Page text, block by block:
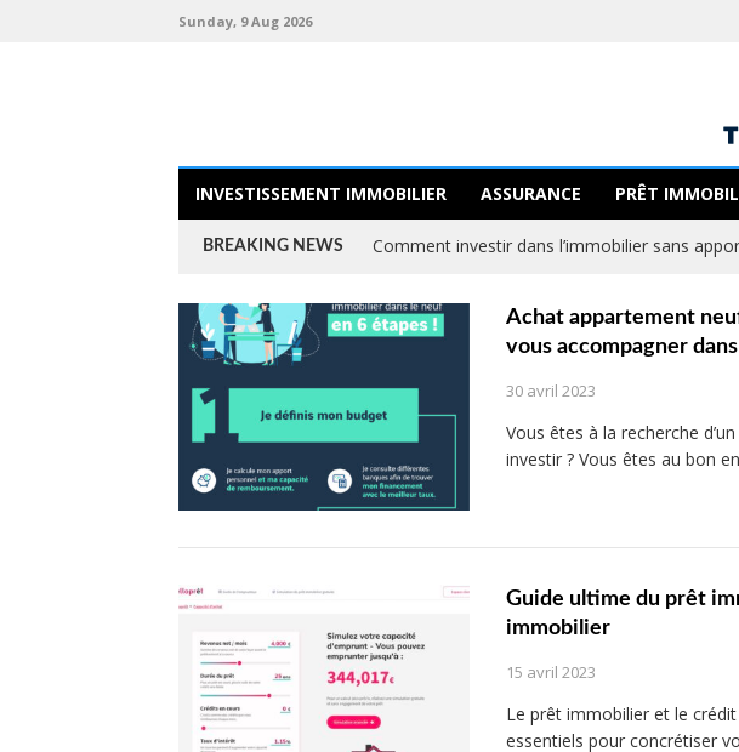
Sunday, 9 Aug 2026
INVESTISSEMENT IMMOBILIER ASSURANCE PRÊT
BREAKING NEWS Comment investir dans l’immobilier sans
Achat appartement
vous accompagner
30 avril 2023
Vous êtes à la recherche
investir ? Vous êtes au bon
Guide ultime du prêt
immobilier
15 avril 2023
Le prêt immobilier et le
essentiels pour concrétiser